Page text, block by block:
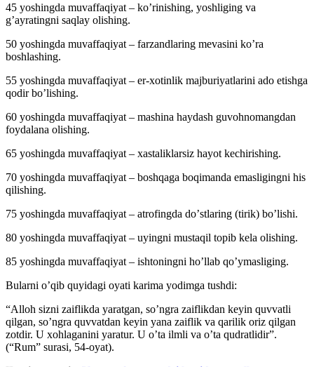
45 yoshingda muvaffaqiyat – koʼrinishing, yoshliging va
gʼayratingni saqlay olishing.
50 yoshingda muvaffaqiyat – farzandlaring mevasini koʼra
boshlashing.
55 yoshingda muvaffaqiyat – er-xotinlik majburiyatlarini ado etishga
qodir boʼlishing.
60 yoshingda muvaffaqiyat – mashina haydash guvohnomangdan
foydalana olishing.
65 yoshingda muvaffaqiyat – xastaliklarsiz hayot kechirishing.
70 yoshingda muvaffaqiyat – boshqaga boqimanda emasligingni his
qilishing.
75 yoshingda muvaffaqiyat – atrofingda doʼstlaring (tirik) boʼlishi.
80 yoshingda muvaffaqiyat – uyingni mustaqil topib kela olishing.
85 yoshingda muvaffaqiyat – ishtoningni hoʼllab qoʼymasliging.
Bularni oʼqib quyidagi oyati karima yodimga tushdi:
“Аlloh sizni zaiflikda yaratgan, soʼngra zaiflikdan keyin quvvatli
qilgan, soʼngra quvvatdan keyin yana zaiflik va qarilik oriz qilgan
zotdir. U xohlaganini yaratur. U oʼta ilmli va oʼta qudratlidir”.
(“Rum” surasi, 54-oyat).